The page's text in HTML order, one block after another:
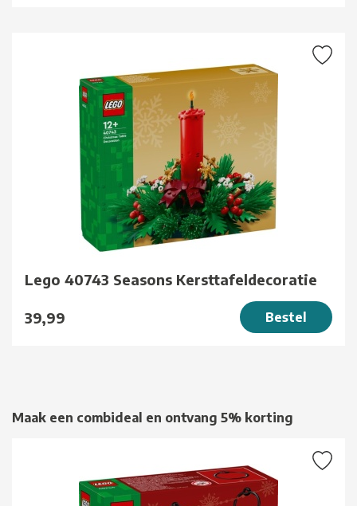
Lego 40743 Seasons Kersttafeldecoratie
39,99 Bestel
Maak een combideal en ontvang 5% korting